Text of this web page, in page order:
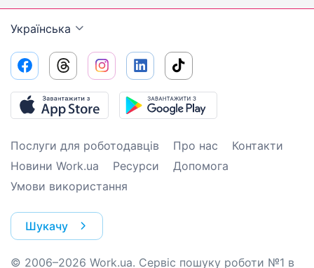
Українська
Послуги для роботодавців Про нас
Контакти
Новини Work.ua
Ресурси
Допомога
Умови використання
Шукачу
© 2006–2026 Work.ua. Сервіс пошуку роботи №1 в